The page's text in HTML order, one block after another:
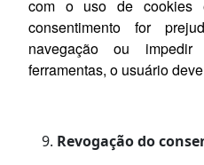
com o uso de
consentimento for
navegação ou
ferramentas, o usuário
Revogação do